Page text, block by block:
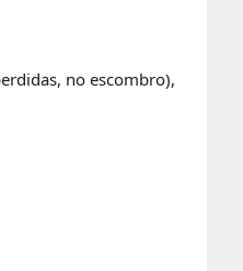
no escombro),